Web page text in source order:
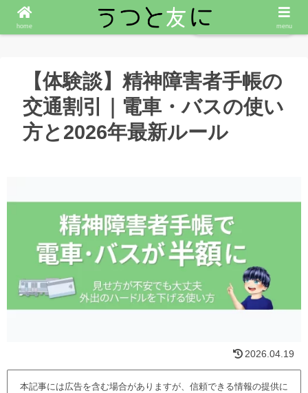
ななころぐを読む
【体験談】精神障害者手帳の
交通割引｜電車・バスの使い
方と2026年最新ルール
2026.04.19
本記事には広告を含む場合がありますが、信頼できる情報の提供に
home menu